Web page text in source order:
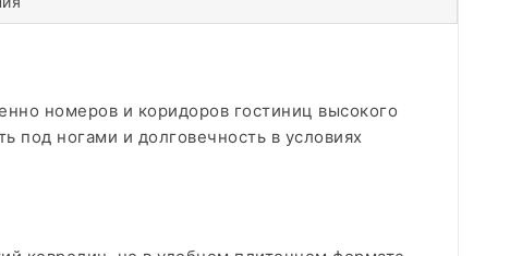
номеров и коридоров гостиниц высокого
под ногами и долговечность в условиях